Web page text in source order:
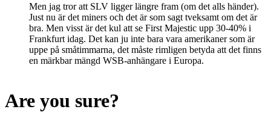
Men jag tror att SLV ligger längre fram (om det alls händer).
Just nu är det miners och det är som sagt tveksamt om det är
bra. Men visst är det kul att se First Majestic upp 30-40% i
Frankfurt idag. Det kan ju inte bara vara amerikaner som är
uppe på småtimmarna, det måste rimligen betyda att det finns
en märkbar mängd WSB-anhängare i Europa.
Are you sure?